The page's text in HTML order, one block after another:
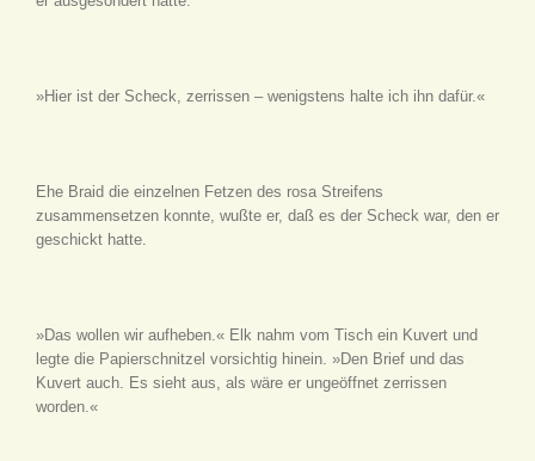
»Hier ist der Scheck, zerrissen – wenigstens halte ich ihn dafür.«
Ehe Braid die einzelnen Fetzen des rosa Streifens
zusammensetzen konnte, wußte er, daß es der Scheck war, den er
geschickt hatte.
»Das wollen wir aufheben.« Elk nahm vom Tisch ein Kuvert und
legte die Papierschnitzel vorsichtig hinein. »Den Brief und das
Kuvert auch. Es sieht aus, als wäre er ungeöffnet zerrissen
worden.«